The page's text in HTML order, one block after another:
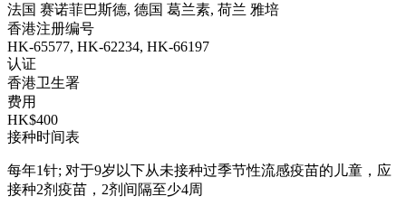
法国 赛诺菲巴斯德, 德国 葛兰素, 荷兰 雅培
香港注册编号
HK-65577, HK-62234, HK-66197
认证
香港卫生署
费用
HK$400
接种时间表
每年1针; 对于9岁以下从未接种过季节性流感疫苗的儿童，应
接种2剂疫苗，2剂间隔至少4周